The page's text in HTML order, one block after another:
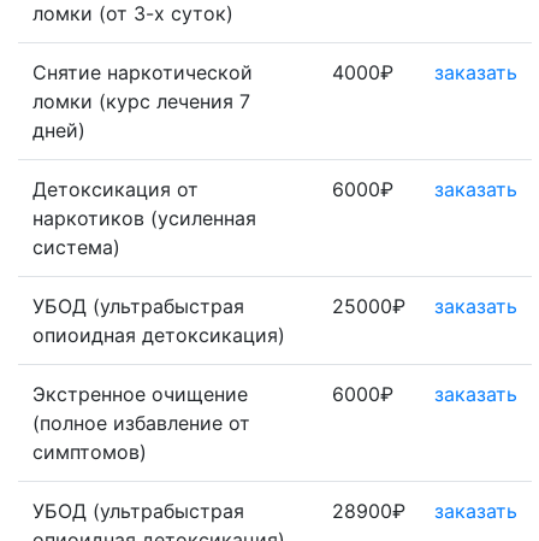
ломки (от 3-х суток)
Снятие наркотической
ломки (курс лечения 7
дней)
4000₽ заказать
Детоксикация от
наркотиков (усиленная
система)
6000₽ заказать
УБОД (ультрабыстрая
опиоидная детоксикация)
25000₽ заказать
Экстренное очищение
(полное избавление от
симптомов)
6000₽ заказать
УБОД (ультрабыстрая
28900₽ заказать